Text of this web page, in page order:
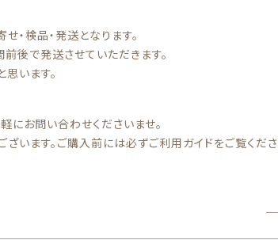
・検品・発送となります。
後で発送させていただきます。
います。
にお問い合わせくださいませ。
います。ご購入前には必ずご利用ガイドをご覧くださ